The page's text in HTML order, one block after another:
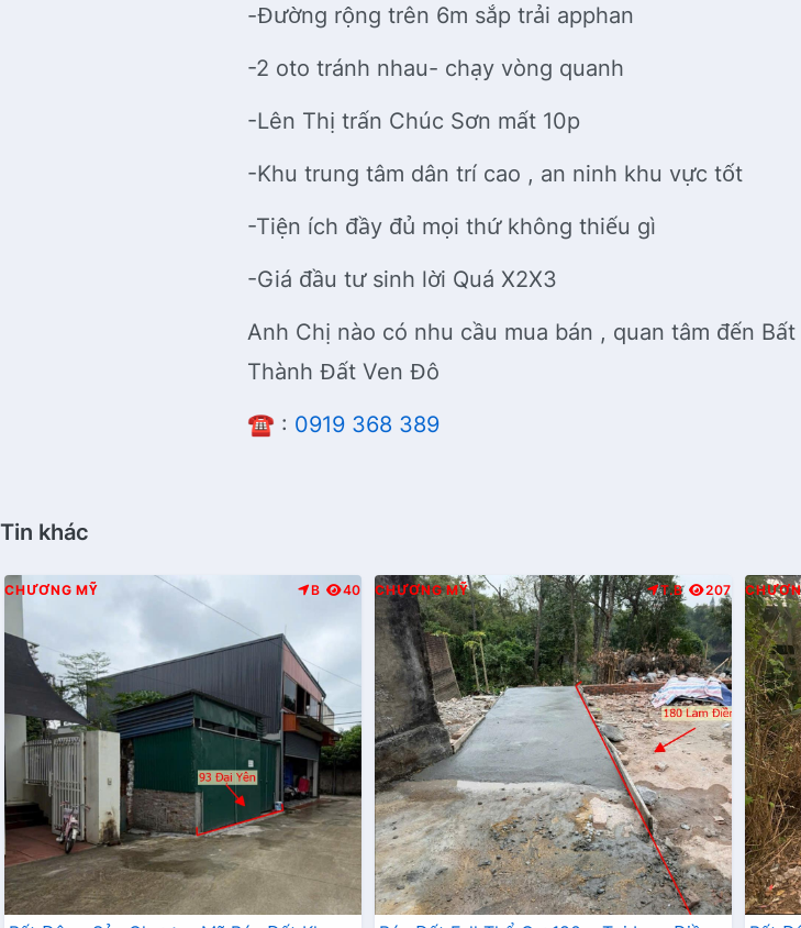
-Đường rộng trên 6m sắp trải apphan
-2 oto tránh nhau- chạy vòng quanh
-Lên Thị trấn Chúc Sơn mất 10p
-Khu trung tâm dân trí cao , an ninh khu vực tốt
-Tiện ích đầy đủ mọi thứ không thiếu gì
-Giá đầu tư sinh lời Quá X2X3
Anh Chị nào có nhu cầu mua bán , quan tâm đến
Thành Đất Ven Đô
☎️ : 0919 368 389
Tin khác
CHƯƠNG MỸ B 40 CHƯƠNG MỸ T.B 207